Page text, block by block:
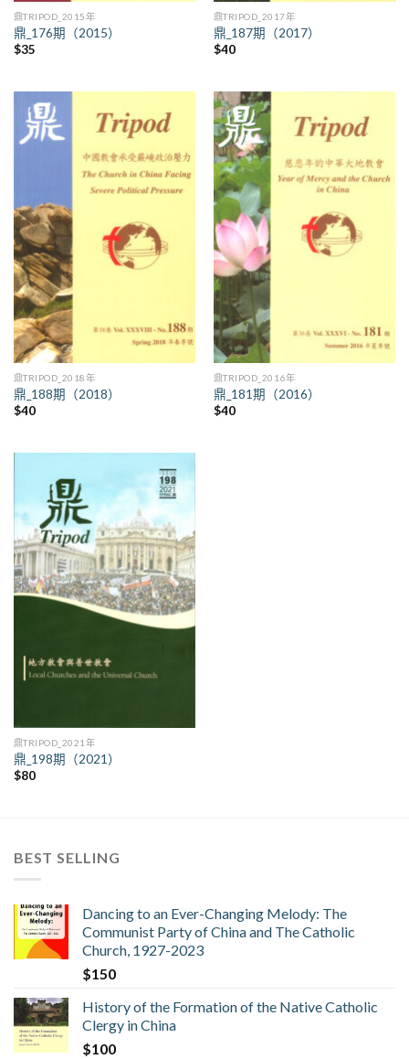
鼎TRIPOD_2015年
鼎_176期（2015）
$35
鼎TRIPOD_2017年
鼎_187期（2017）
$40
鼎TRIPOD_2018年
鼎_188期（2018）
$40
鼎TRIPOD_2016年
鼎_181期（2016）
$40
鼎TRIPOD_2021年
鼎_198期（2021）
$80
BEST SELLING
Dancing to an Ever-Changing Melody: The
Communist Party of China and The Catholic
Church, 1927-2023
$150
History of the Formation of the Native Catholic
Clergy in China
$100